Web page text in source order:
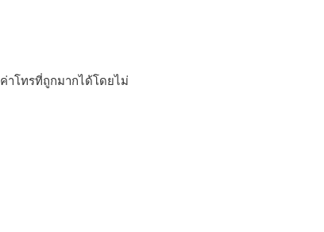
าโทรที่ถูกมากได้โดยไม่